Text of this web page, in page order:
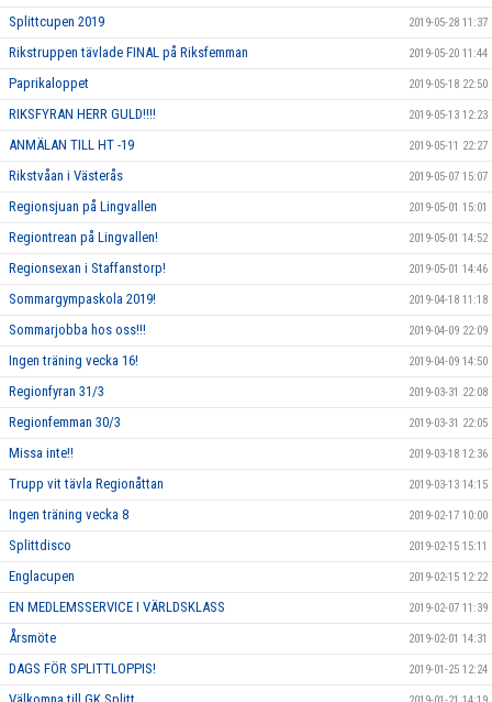
Splittcupen 2019 2019-05-28 11:37
Rikstruppen tävlade FINAL på Riksfemman 2019-05-20 11:44
Paprikaloppet 2019-05-18 22:50
RIKSFYRAN HERR GULD!!!! 2019-05-13 12:23
ANMÄLAN TILL HT -19 2019-05-11 22:27
Rikstvåan i Västerås 2019-05-07 15:07
Regionsjuan på Lingvallen 2019-05-01 15:01
Regiontrean på Lingvallen! 2019-05-01 14:52
Regionsexan i Staffanstorp! 2019-05-01 14:46
Sommargympaskola 2019! 2019-04-18 11:18
Sommarjobba hos oss!!! 2019-04-09 22:09
Ingen träning vecka 16! 2019-04-09 14:50
Regionfyran 31/3 2019-03-31 22:08
Regionfemman 30/3 2019-03-31 22:05
Missa inte!! 2019-03-18 12:36
Trupp vit tävla Regionåttan 2019-03-13 14:15
Ingen träning vecka 8 2019-02-17 10:00
Splittdisco 2019-02-15 15:11
Englacupen 2019-02-15 12:22
EN MEDLEMSSERVICE I VÄRLDSKLASS 2019-02-07 11:39
Årsmöte 2019-02-01 14:31
DAGS FÖR SPLITTLOPPIS! 2019-01-25 12:24